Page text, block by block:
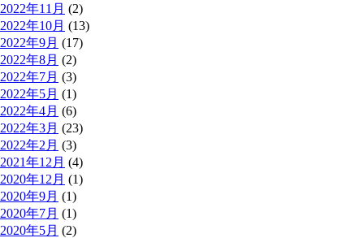
2022年11月 (2)
2022年10月 (13)
2022年9月 (17)
2022年8月 (2)
2022年7月 (3)
2022年5月 (1)
2022年4月 (6)
2022年3月 (23)
2022年2月 (3)
2021年12月 (4)
2020年12月 (1)
2020年9月 (1)
2020年7月 (1)
2020年5月 (2)